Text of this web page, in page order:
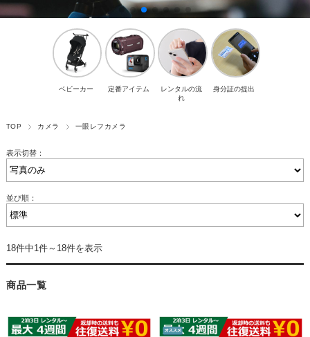
ベビーカー 定番アイテム
レンタルの流
れ
身分証の提出
TOP カメラ 一眼レフカメラ
表示切替：
並び順：
18件中1件～18件を表示
商品一覧